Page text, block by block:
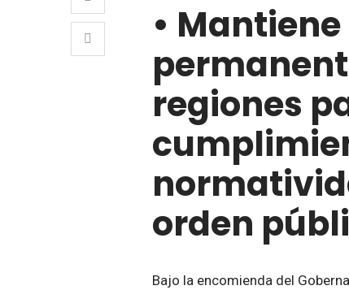
•
regiones
orden
Bajo la encomienda del